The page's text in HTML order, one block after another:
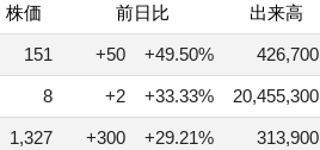
株価 前日比 出来高
151 +50 +49.50% 426,700
8 +2 +33.33% 20,455,300
1,327 +300 +29.21% 313,900